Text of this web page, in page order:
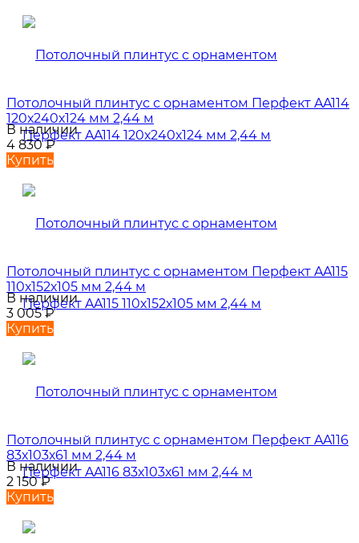
Потолочный плинтус с орнаментом Перфект AA114
120х240х124 мм 2,44 м
В наличии
4 830₽
Купить
Потолочный плинтус с орнаментом Перфект AA115
110х152х105 мм 2,44 м
В наличии
3 005₽
Купить
Потолочный плинтус с орнаментом Перфект AA116
83х103х61 мм 2,44 м
В наличии
2 150₽
Купить